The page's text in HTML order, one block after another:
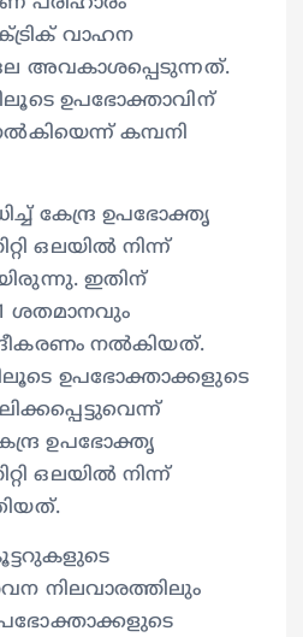
വാഹന
അവകാശപ്പെടുന്നത്.
ഉപഭോക്താവിന്
കമ്പനി
കേന്ദ്ര ഉപഭോക്തൃ
ഒലയിൽ നിന്ന്
ഇതിന്
ശതമാനവും
നൽകിയത്.
ഉപഭോക്താക്കളുടെ
ഉപഭോക്തൃ
ഒലയിൽ നിന്ന്
നിലവാരത്തിലും